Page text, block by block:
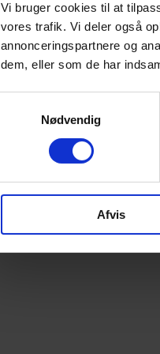
Vi bruger cookies til at
vores trafik. Vi deler også
annonceringspartnere og
dem, eller som de har
Nødvendig
Afvis